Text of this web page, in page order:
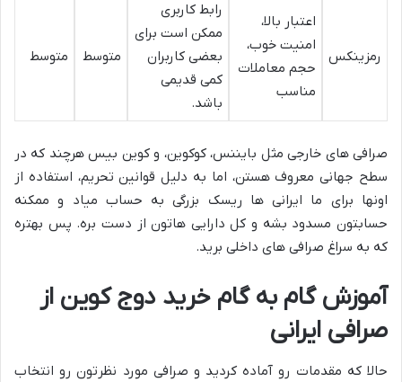
رمزینکس
اعتبار بالا،
امنیت خوب،
حجم معاملات
مناسب
رابط کاربری
ممکن است برای
بعضی کاربران
کمی قدیمی
باشد.
متوسط متوسط
صرافی های خارجی مثل بایننس، کوکوین، و کوین بیس هرچند که در
سطح جهانی معروف هستن، اما به دلیل قوانین تحریم، استفاده از
اونها برای ما ایرانی ها ریسک بزرگی به حساب میاد و ممکنه
حسابتون مسدود بشه و کل دارایی هاتون از دست بره. پس بهتره
که به سراغ صرافی های داخلی برید.
آموزش گام به گام خرید دوج کوین از
صرافی ایرانی
حالا که مقدمات رو آماده کردید و صرافی مورد نظرتون رو انتخاب